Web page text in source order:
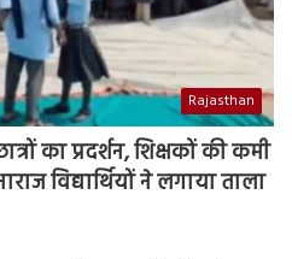
Rajasthan
का प्रदर्शन, शिक्षकों की कमी
विद्यार्थियों ने लगाया ताला